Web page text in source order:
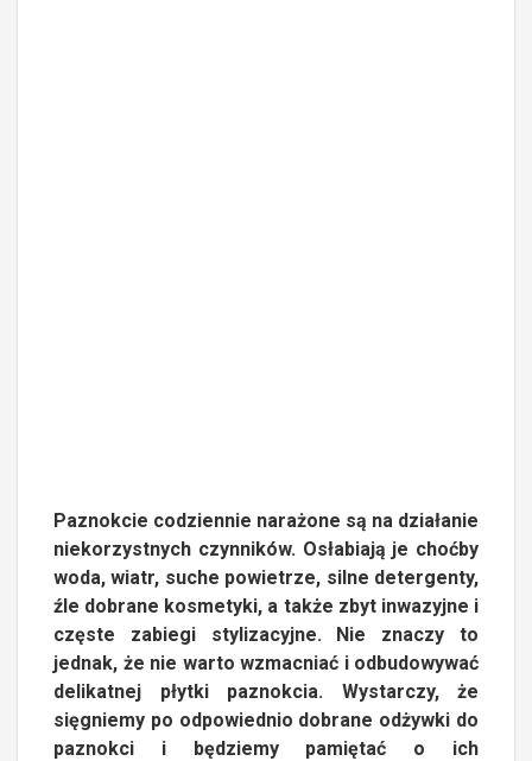
Paznokcie codziennie narażone są na działanie
niekorzystnych czynników. Osłabiają je choćby
woda, wiatr, suche powietrze, silne detergenty,
źle dobrane kosmetyki, a także zbyt inwazyjne i
częste zabiegi stylizacyjne. Nie znaczy to
jednak, że nie warto wzmacniać i odbudowywać
delikatnej płytki paznokcia. Wystarczy, że
sięgniemy po odpowiednio dobrane odżywki do
paznokci i będziemy pamiętać o ich